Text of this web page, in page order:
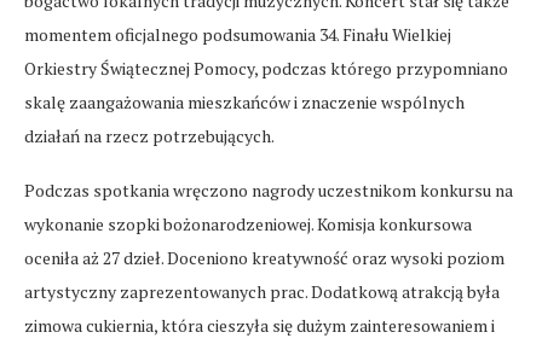
momentem oficjalnego podsumowania 34. Finału Wielkiej
Orkiestry Świątecznej Pomocy, podczas którego przypomniano
skalę zaangażowania mieszkańców i znaczenie wspólnych
działań na rzecz potrzebujących.
Podczas spotkania wręczono nagrody uczestnikom konkursu na
wykonanie szopki bożonarodzeniowej. Komisja konkursowa
oceniła aż 27 dzieł. Doceniono kreatywność oraz wysoki poziom
artystyczny zaprezentowanych prac. Dodatkową atrakcją była
zimowa cukiernia, która cieszyła się dużym zainteresowaniem i